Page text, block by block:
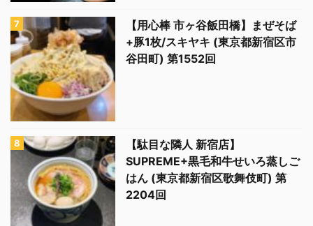
【用心棒 市ヶ谷飯田橋】まぜそば
+豚1枚/スキヤキ (東京都新宿区市
谷田町) 第1552回
【駄目な隣人 新宿店】
SUPREME+黒毛和牛せいろ蒸しご
はん (東京都新宿区歌舞伎町) 第
2204回